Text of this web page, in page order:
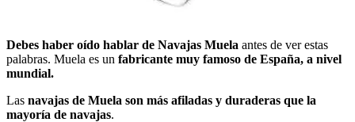
Debes haber oído hablar de Navajas Muela antes de ver estas
palabras. Muela es un fabricante muy famoso de España, a nivel
mundial.
Las navajas de Muela son más afiladas y duraderas que la
mayoría de navajas.